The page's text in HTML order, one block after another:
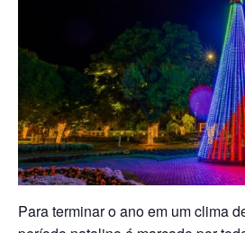
Para terminar o ano em um clima